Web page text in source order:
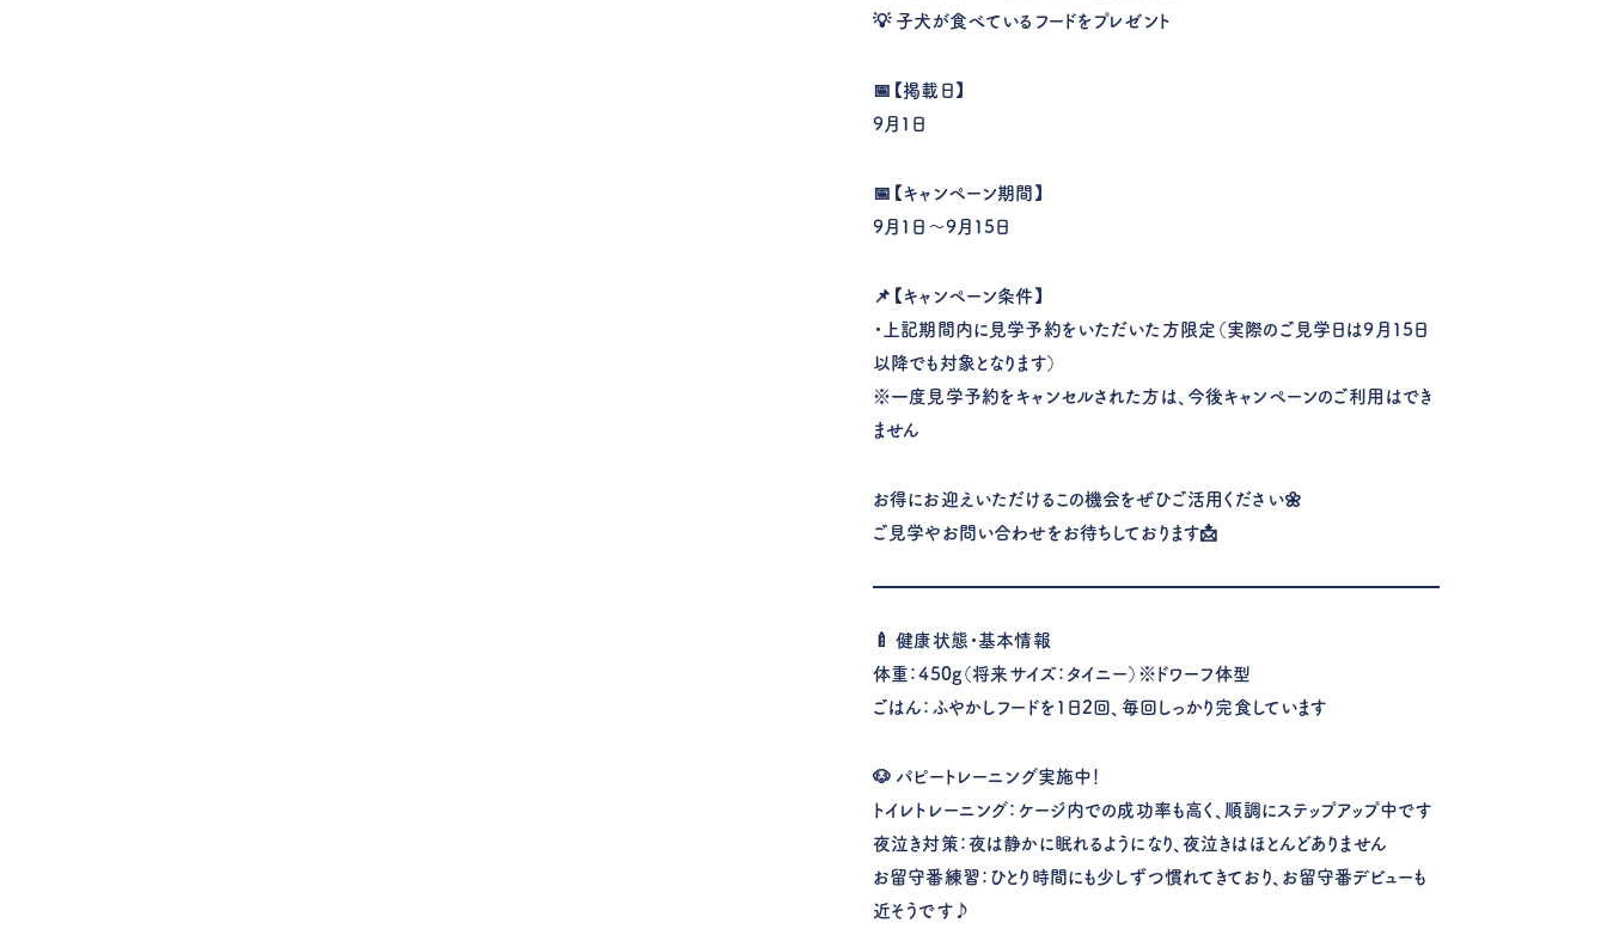
💡 子犬が食べているフードをプレゼント
📅【掲載日】
9月1日
📅【キャンペーン期間】
9月1日〜9月15日
📌【キャンペーン条件】
・上記期間内に 見学予約をいただいた方限定 （実際のご見学日は9月15日
以降でも対象となります）
※一度見学予約をキャンセルされた方は、今後キャンペーンのご利用はでき
ません
お得にお迎えいただけるこの機会をぜひご活用ください🌼
ご見学やお問い合わせをお待ちしております📩
🍼 健康状態・基本情報
体重：450g（将来サイズ：タイニー）※ドワーフ体型
ごはん：ふやかしフードを1日2回、毎回しっかり完食しています
🐶 パピートレーニング実施中！
トイレトレーニング：ケージ内での成功率も高く、順調にステップアップ中です
夜泣き対策：夜は静かに眠れるようになり、夜泣きはほとんどありません
お留守番練習：ひとり時間にも少しずつ慣れてきており、お留守番デビューも
近そうです♪